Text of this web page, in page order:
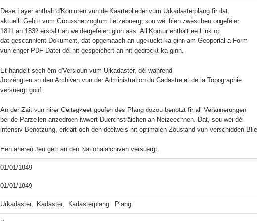
Dese Layer enthält d'Konturen vun de Kaarteblieder vum Urkadasterplang fir dat
aktuellt Gebitt vum Groussherzogtum Lëtzebuerg, sou wéi hien zwëschen ongeféier
1811 an 1832 erstallt an weidergeféiert ginn ass. All Kontur enthält ee Link op
dat gescanntent Dokument, dat opgemaach an ugekuckt ka ginn am Geoportal a Form
vun enger PDF-Datei déi nit gespeichert an nit gedrockt ka ginn.
Et handelt sech ëm d'Versioun vum Urkadaster, déi während
Jorzéngten an den Archiven vun der Administration du Cadastre et de la Topographie
versuergt gouf.
An der Zäit vun hirer Gëltegkeet goufen des Pläng dozou benotzt fir all Verännerungen
bei de Parzellen anzedroen iwwert Duerchsträichen an Neizeechnen. Dat, sou wéi déi
intensiv Benotzung, erklärt och den deelweis nit optimalen Zoustand vun verschidden
Een aneren Jeu gëtt an den Nationalarchiven versuergt.
01/01/1849
01/01/1849
Urkadaster,  Kadaster,  Kadasterplang,  Plang